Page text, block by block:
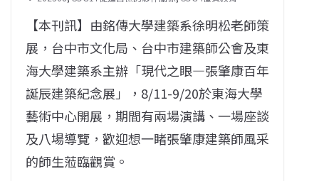
【本刊訊】由銘傳大學建築系徐明松老師策
展，台中市文化局、台中市建築師公會及東
海大學建築系主辦「現代之眼—張肇康百年
誕辰建築紀念展」，8/11-9/20於東海大學
藝術中心開展，期間有兩場演講、一場座談
及八場導覽，歡迎想一睹張肇康建築師風采
的師生蒞臨觀賞。